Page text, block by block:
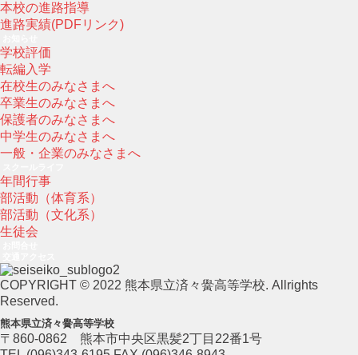
本校の進路指導
進路実績(PDFリンク)
学校評価
転編入学
在校生のみなさまへ
卒業生のみなさまへ
保護者のみなさまへ
中学生のみなさまへ
一般・企業のみなさまへ
年間行事
部活動（体育系）
部活動（文化系）
生徒会
COPYRIGHT © 2022 熊本県立済々黌高等学校. Allrights
Reserved.
熊本県立済々黌高等学校
〒860-0862 熊本市中央区黒髪2丁目22番1号